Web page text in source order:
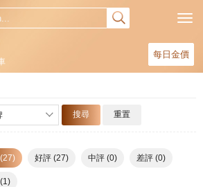
每日金價
搜尋 重置
好評 (27) 中評 (0) 差評 (0)